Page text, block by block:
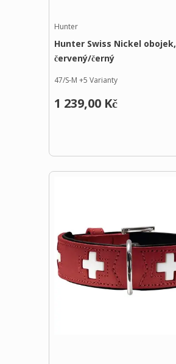
Hunter
Hunter Swiss Nickel obojek,
červený/černý
47/S-M +5 Varianty
1 239,00 Kč